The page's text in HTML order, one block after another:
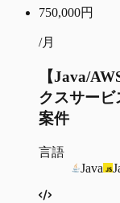
750,000円
/月
【Java/
クスサービ
案件
言語
Java